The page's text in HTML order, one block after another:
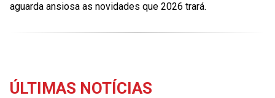
aguarda ansiosa as novidades que 2026 trará.
ÚLTIMAS NOTÍCIAS